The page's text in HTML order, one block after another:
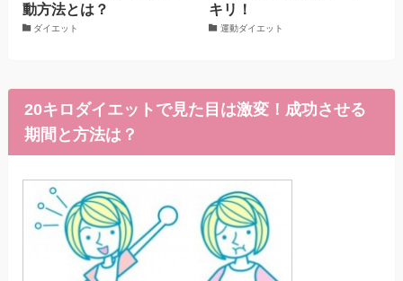
動方法とは？
ダイエット
キリ！
運動ダイエット
20キロダイエットで見た目は激変！成功させる
期間と方法は？